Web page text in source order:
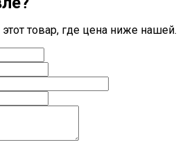
товар, где цена ниже нашей.